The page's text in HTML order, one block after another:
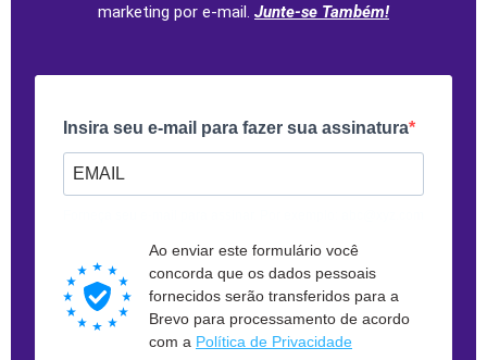
marketing por e-mail. Junte-se Também!
Insira seu e-mail para fazer sua assinatura
Ao enviar este formulário você
concorda que os dados pessoais
fornecidos serão transferidos para a
Brevo para processamento de acordo
com a Política de Privacidade